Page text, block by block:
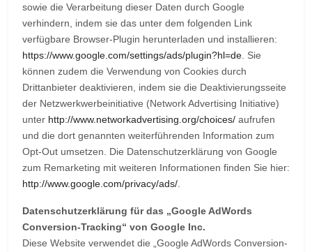
sowie die Verarbeitung dieser Daten durch Google
verhindern, indem sie das unter dem folgenden Link
verfügbare Browser-Plugin herunterladen und installieren:
https://www.google.com/settings/ads/plugin?hl=de . Sie
können zudem die Verwendung von Cookies durch
Drittanbieter deaktivieren, indem sie die Deaktivierungsseite
der Netzwerkwerbeinitiative (Network Advertising Initiative)
unter http://www.networkadvertising.org/choices/ aufrufen
und die dort genannten weiterführenden Information zum
Opt-Out umsetzen. Die Datenschutzerklärung von Google
zum Remarketing mit weiteren Informationen finden Sie hier:
http://www.google.com/privacy/ads/
Datenschutzerklärung für das „Google AdWords
Conversion-Tracking“ von Google Inc.
Diese Website verwendet die „Google AdWords Conversion-